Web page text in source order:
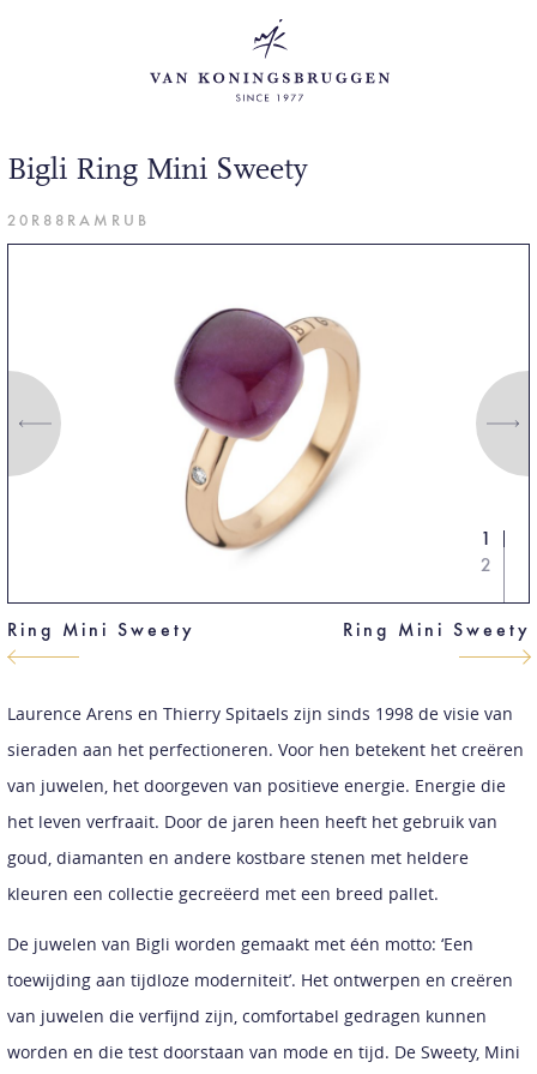
Bigli Ring Mini Sweety
20R88RAMRUB
1
2
Ring Mini Sweety Ring Mini Sweety
Laurence Arens en Thierry Spitaels zijn sinds 1998 de visie van
sieraden aan het perfectioneren. Voor hen betekent het creëren
van juwelen, het doorgeven van positieve energie. Energie die
het leven verfraait. Door de jaren heen heeft het gebruik van
goud, diamanten en andere kostbare stenen met heldere
kleuren een collectie gecreëerd met een breed pallet.
De juwelen van Bigli worden gemaakt met één motto: ‘Een
toewijding aan tijdloze moderniteit’. Het ontwerpen en creëren
van juwelen die verfijnd zijn, comfortabel gedragen kunnen
worden en die test doorstaan van mode en tijd. De Sweety, Mini